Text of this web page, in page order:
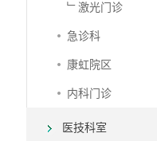
﹂激光门诊
急诊科
康虹院区
内科门诊
医技科室